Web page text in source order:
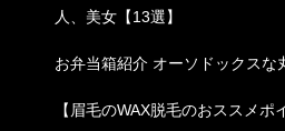
人、美女【13選】
お弁当箱紹介 オーソドックスな
【眉毛のWAX脱毛のおススメ